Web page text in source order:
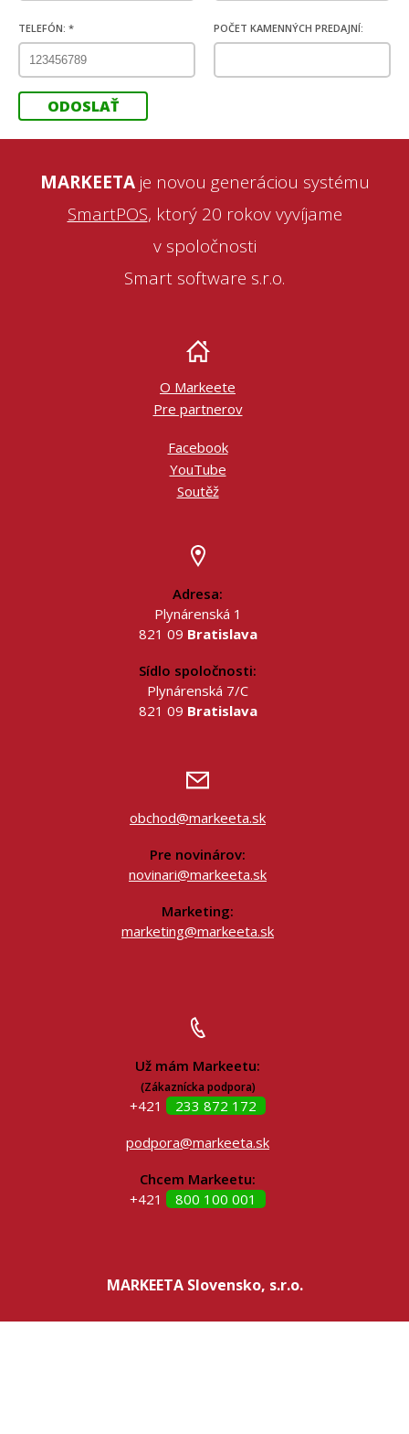
TELEFÓN: * POČET KAMENNÝCH PREDAJNÍ:
MARKEETAje novou generáciou systému
SmartPOS, ktorý 20 rokov vyvíjame
v spoločnosti
Smart software s.r.o.
O Markeete
Pre partnerov
Facebook
YouTube
Soutěž
Adresa:
Plynárenská 1
821 09 Bratislava
Sídlo spoločnosti:
Plynárenská 7/C
821 09 Bratislava
obchod@markeeta.sk
Pre novinárov:
novinari@markeeta.sk
Marketing:
marketing@markeeta.sk
Už mám Markeetu:
(Zákaznícka podpora)
+421
233 872 172
podpora@markeeta.sk
Chcem Markeetu:
+421
800 100 001
MARKEETA Slovensko, s.r.o.